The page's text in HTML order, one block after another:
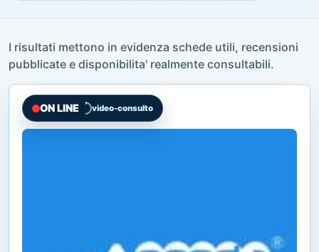
I risultati mettono in evidenza schede utili, recensioni
pubblicate e disponibilita' realmente consultabili.
ON LINE video-consulto